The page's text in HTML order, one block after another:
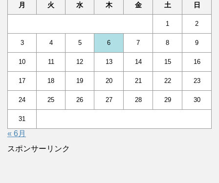
月 火 水 木 金 土 日
1 2
3 4 5 6 7 8 9
10 11 12 13 14 15 16
17 18 19 20 21 22 23
24 25 26 27 28 29 30
31
« 6月
スポンサーリンク